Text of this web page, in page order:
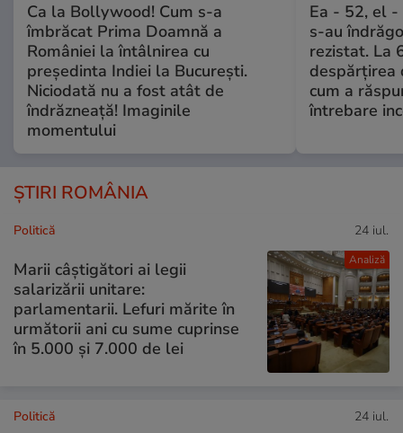
Ca la Bollywood! Cum s-a
îmbrăcat Prima Doamnă a
României la întâlnirea cu
președinta Indiei la București.
Niciodată nu a fost atât de
îndrăzneață! Imaginile
momentului
Ea - 52, el -
s-au
rezistat. La
despărțirea
cum a
întrebare
ȘTIRI ROMÂNIA
Analiză
Politică 24 iul.
Marii câștigători ai legii
salarizării unitare:
parlamentarii. Lefuri mărite în
următorii ani cu sume cuprinse
în 5.000 și 7.000 de lei
Politică 24 iul.